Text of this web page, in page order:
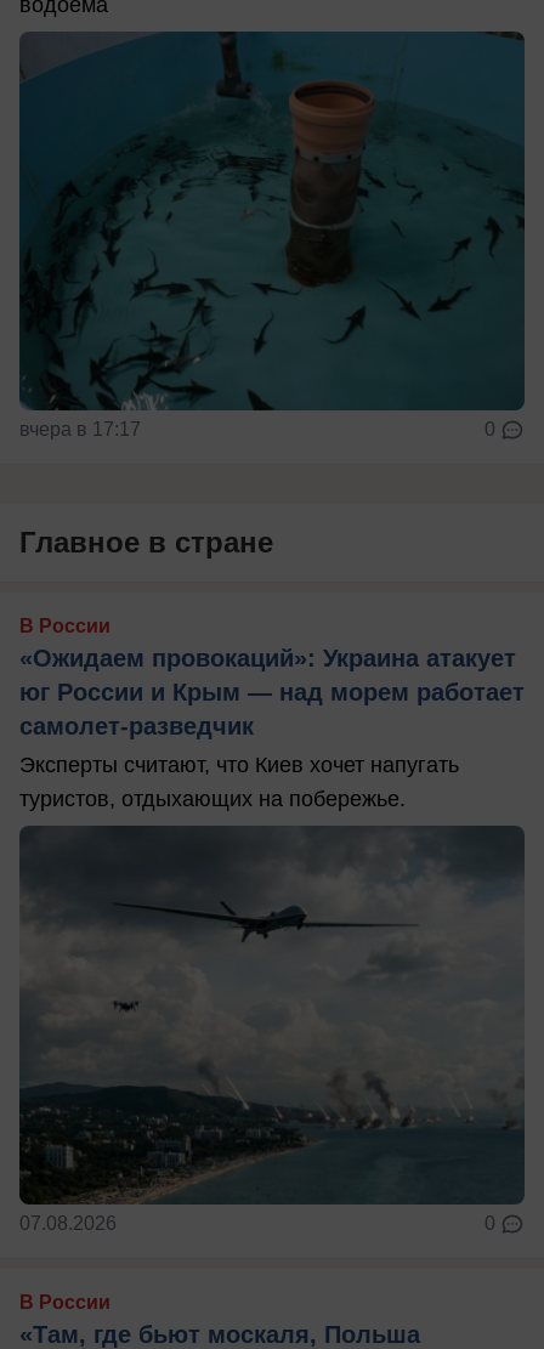
вчера в 17:17 0
Главное в стране
В России
«Ожидаем провокаций»: Украина атакует
юг России и Крым — над морем работает
самолет-разведчик
Эксперты считают, что Киев хочет напугать
туристов, отдыхающих на побережье.
07.08.2026 0
В России
«Там, где бьют москаля, Польша